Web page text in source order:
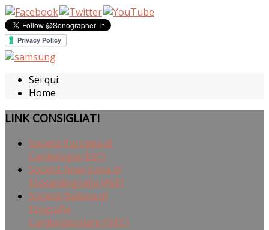
Sei qui:
Home
LINK CONSIGLIATI
Società Europea di
Cardiologia (ESC)
Società Americana di
Ecocardiografia (ASE)
Società Italiana di
Ecografia
Cardiovascolare (SIEC)